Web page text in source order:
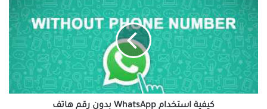
استخدام
WhatsApp
بدون
رقم
هاتف
كيفية استخدام WhatsApp بدون رقم هاتف